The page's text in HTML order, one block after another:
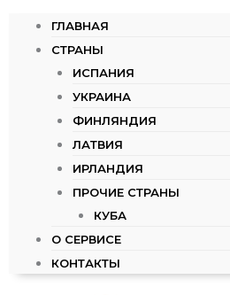
ГЛАВНАЯ
СТРАНЫ
ИСПАНИЯ
УКРАИНА
ФИНЛЯНДИЯ
ЛАТВИЯ
ИРЛАНДИЯ
ПРОЧИЕ СТРАНЫ
КУБА
О СЕРВИСЕ
КОНТАКТЫ